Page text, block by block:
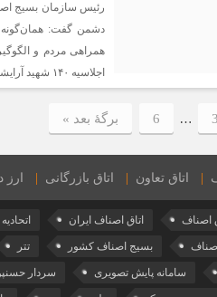
رئیس سازمان بسیج
دشمن گفت:
همراهی مردم و
اجلاسیه ۱۴۰ شهید آرایشگر […]
3
…
6 برگهٔ بعد »
اتاق تعاون اتاق بازرگانی ارز
اصناف اتاق اصناف ایران
بسیج اصناف کشور تتر
سامانه پایش تصویری سردار